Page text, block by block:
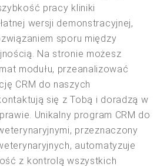
pracy kliniki
wersji demonstracyjnej,
sporu między
Na stronie możesz
modułu, przeanalizować
CRM do naszych
się z Tobą i doradzą w
Unikalny program CRM do
przeznaczony
automatyzuje
z kontrolą wszystkich